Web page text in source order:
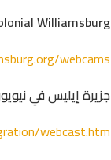
Williamsburg:
webcams/
جزيرة إيليس في
webcast.htm